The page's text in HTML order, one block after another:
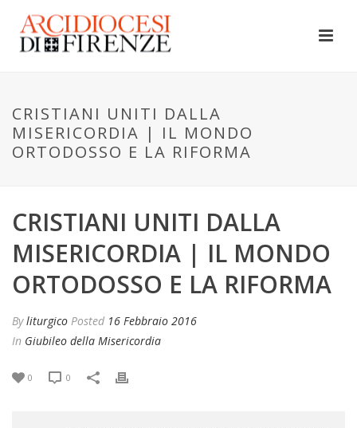
CRISTIANI UNITI DALLA
MISERICORDIA | IL MONDO
ORTODOSSO E LA RIFORMA
CRISTIANI UNITI DALLA
MISERICORDIA | IL MONDO
ORTODOSSO E LA RIFORMA
Byliturgico Posted 16 Febbraio 2016
In Giubileo della Misericordia
0 0